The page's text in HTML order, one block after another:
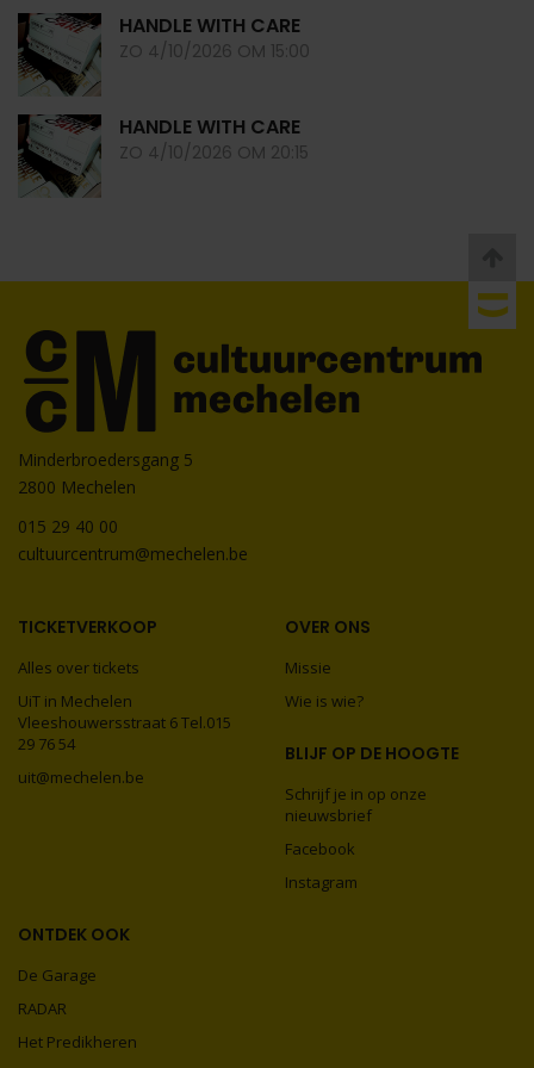
HANDLE WITH CARE
ZO 4/10/2026 OM 15:00
HANDLE WITH CARE
ZO 4/10/2026 OM 20:15
Minderbroedersgang 5
2800 Mechelen
015 29 40 00
cultuurcentrum@mechelen.be
TICKETVERKOOP
Alles over tickets
UiT in Mechelen
Vleeshouwersstraat 6 Tel.015
29 76 54
uit@mechelen.be
OVER ONS
Missie
Wie is wie?
BLIJF OP DE HOOGTE
Schrijf je in op onze
nieuwsbrief
Facebook
Instagram
ONTDEK OOK
De Garage
RADAR
Het Predikheren